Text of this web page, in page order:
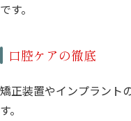
です。
口腔ケアの徹底
矯正装置やインプラント
す。